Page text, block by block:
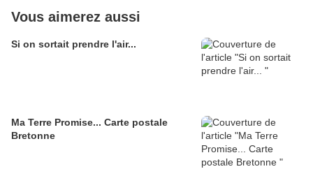
Vous aimerez aussi
Si on sortait prendre l'air...
Ma Terre Promise... Carte postale
Bretonne